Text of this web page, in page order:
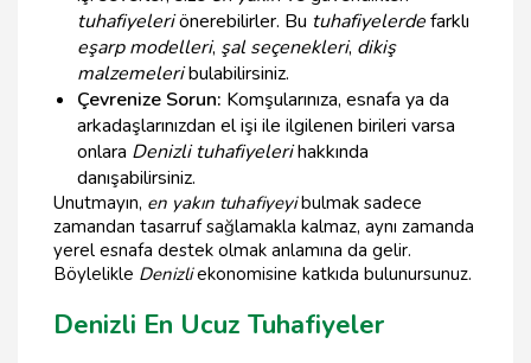
tuhafiyeleriönerebilirler. Bu tuhafiyelerdefarklı
eşarp modelleri, şal seçenekleri, dikiş
malzemeleribulabilirsiniz.
Çevrenize Sorun: Komşularınıza, esnafa ya da
arkadaşlarınızdan el işi ile ilgilenen birileri varsa
onlara Denizli tuhafiyelerihakkında
danışabilirsiniz.
Unutmayın, en yakın tuhafiyeyibulmak sadece
zamandan tasarruf sağlamakla kalmaz, aynı zamanda
yerel esnafa destek olmak anlamına da gelir.
Böylelikle Denizliekonomisine katkıda bulunursunuz.
Denizli En Ucuz Tuhafiyeler